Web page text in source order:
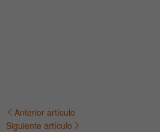
Navegación
Anterior artículo
Siguiente artículo